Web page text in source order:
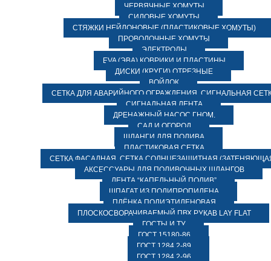
ЧЕРВЯЧНЫЕ ХОМУТЫ
СИЛОВЫЕ ХОМУТЫ
СТЯЖКИ НЕЙЛОНОВЫЕ (ПЛАСТИКОВЫЕ ХОМУТЫ)
ПРОВОЛОЧНЫЕ ХОМУТЫ
ЭЛЕКТРОДЫ
EVA (ЭВА) КОВРИКИ И ПЛАСТИНЫ
ДИСКИ (КРУГИ) ОТРЕЗНЫЕ
ВОЙЛОК
СЕТКА ДЛЯ АВАРИЙНОГО ОГРАЖДЕНИЯ, СИГНАЛЬНАЯ
СИГНАЛЬНАЯ ЛЕНТА
ДРЕНАЖНЫЙ НАСОС ГНОМ.
САД И ОГОРОД
ШЛАНГИ ДЛЯ ПОЛИВА
ПЛАСТИКОВАЯ СЕТКА
СЕТКА ФАСАДНАЯ. СЕТКА СОЛНЦЕЗАЩИТНАЯ
АКСЕССУАРЫ ДЛЯ ПОЛИВОЧНЫХ ШЛАНГОВ
ЛЕНТА “КАПЕЛЬНЫЙ ПОЛИВ”
ШПАГАТ ИЗ ПОЛИПРОПИЛЕНА
ПЛЁНКА ПОЛИЭТИЛЕНОВАЯ
ПЛОСКОСВОРАЧИВАЕМЫЙ ПВХ РУКАВ LAY FLAT
ГОСТЫ И ТУ
ГОСТ 15180-86
ГОСТ 1284.2-89
ГОСТ 1284.2-96